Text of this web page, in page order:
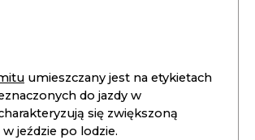
umieszczany jest na etykietach
do jazdy w
się zwiększoną
jeździe po lodzie.